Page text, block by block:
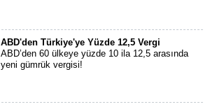
ABD'den Türkiye'ye Yüzde 12,5 Vergi
ABD’den 60 ülkeye yüzde 10 ila 12,5 arasında
yeni gümrük vergisi!